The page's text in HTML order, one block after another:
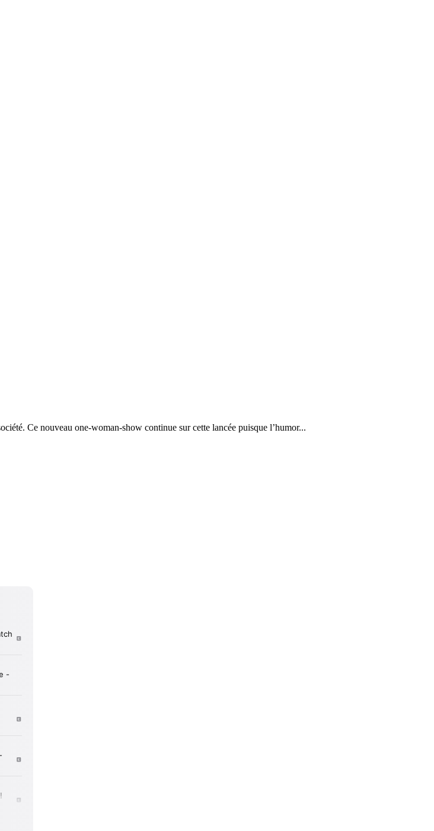
Ce nouveau one-woman-show continue sur cette lancée puisque l’humor...